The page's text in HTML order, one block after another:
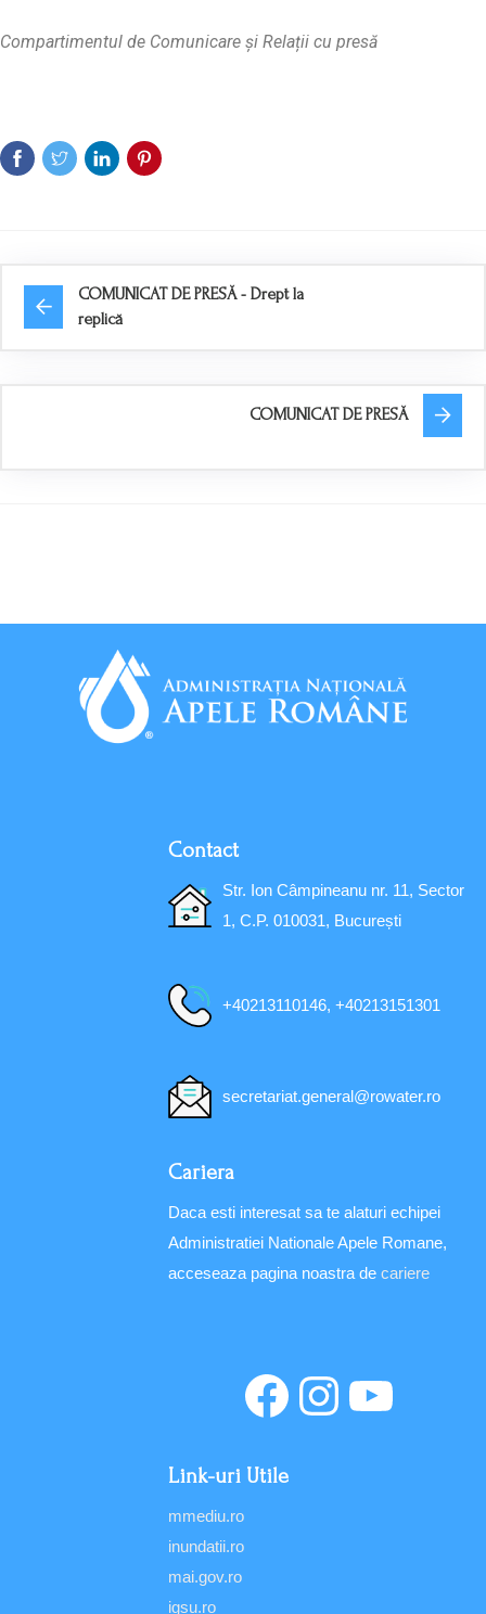
Compartimentul de Comunicare și Relații cu presă
COMUNICAT DE PRESĂ - Drept la
replică
COMUNICAT DE PRESĂ
Contact
Str. Ion Câmpineanu nr. 11, Sector
1, C.P. 010031, București
+40213110146, +40213151301
secretariat.general@rowater.ro
Cariera
Daca esti interesat sa te alaturi echipei
Administratiei Nationale Apele Romane,
acceseaza pagina noastra de cariere
Link-uri Utile
mmediu.ro
inundatii.ro
mai.gov.ro
igsu.ro